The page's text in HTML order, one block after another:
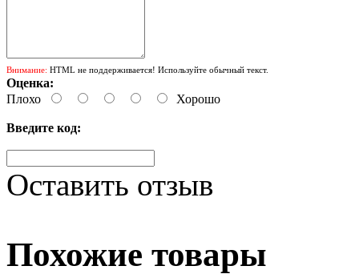
Внимание: HTML не поддерживается! Используйте обычный текст.
Оценка:
Плохо
Хорошо
Введите код:
Оставить отзыв
Похожие товары